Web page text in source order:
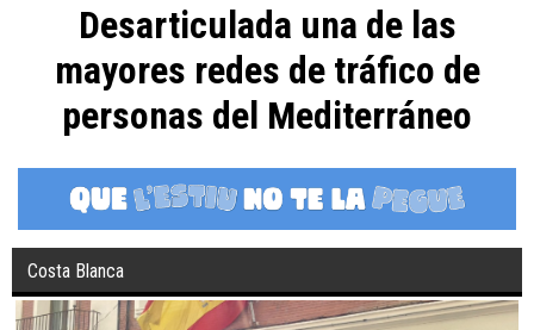
Desarticulada una de las
mayores redes de tráfico de
personas del Mediterráneo
Costa Blanca